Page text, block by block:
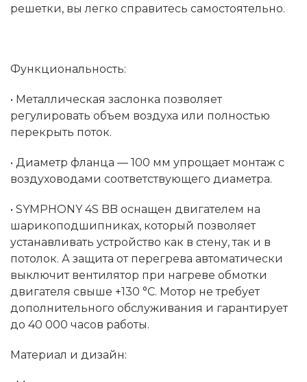
решетки, вы легко справитесь самостоятельно.
Функциональность:
• Металлическая заслонка позволяет
регулировать объем воздуха или полностью
перекрыть поток.
• Диаметр фланца — 100 мм упрощает монтаж с
воздуховодами соответствующего диаметра.
• SYMPHONY 4S BB оснащен двигателем на
шарикоподшипниках, который позволяет
устанавливать устройство как в стену, так и в
потолок. А защита от перегрева автоматически
выключит вентилятор при нагреве обмотки
двигателя свыше +130 °С. Мотор не требует
дополнительного обслуживания и гарантирует
до 40 000 часов работы.
Материал и дизайн: